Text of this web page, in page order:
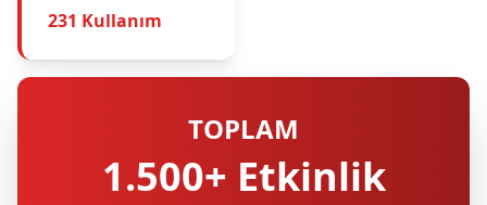
231 Kullanım
TOPLAM
1.500+ Etkinlik